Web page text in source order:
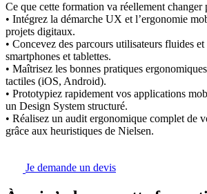
Ce que cette formation va réellement changer
• Intégrez la démarche UX et l’ergonomie
projets digitaux.
• Concevez des parcours utilisateurs fluides
smartphones et tablettes.
• Maîtrisez les bonnes pratiques
tactiles (iOS, Android).
• Prototypiez rapidement vos applications
un Design System structuré.
• Réalisez un audit ergonomique complet de
grâce aux heuristiques de Nielsen.
Je demande un devis